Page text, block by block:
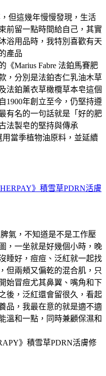
但這幾年慢慢發現，生活
前留一點時間給自己，其實
浴用品時，我特別喜歡有天
產品
《Marius Fabre 法鉑馬賽肥
，分別是法鉑杏仁乳油木草
法鉑薰衣草橄欖草本皂這個
1900年創立至今，仍堅持遵
有名的一句話就是「好的肥
法製皂的堅持與傳承
用當季植物油原料，並延續
》積雪草PDRN活膚
氣，不知道是不是工作壓
，一坐就是好幾個小時，晚
睡好，痘痘、泛紅就一起找
但兩頰又偏乾的混合肌，只
始冒痘尤其鼻翼、嘴角和下
後，泛紅還會留很久，看起
品，我最在意的就是適不適
溫和一點，同時兼顧保濕和
》積雪草PDRN活膚修